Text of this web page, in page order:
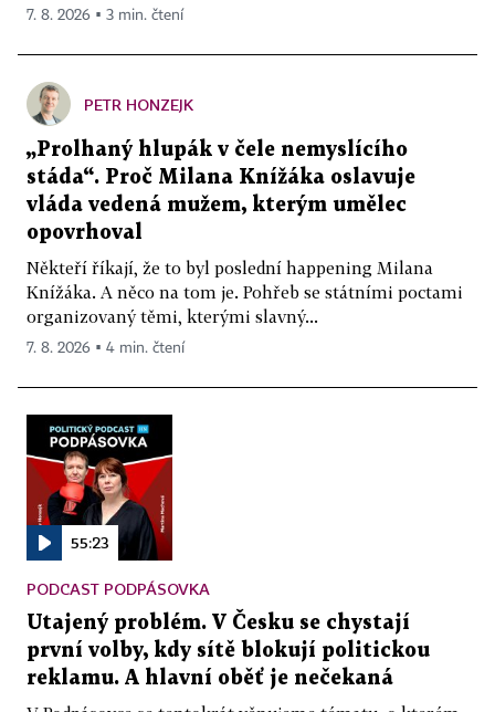
7. 8. 2026 ▪ 3 min. čtení
PETR HONZEJK
„Prolhaný hlupák v čele nemyslícího
stáda“. Proč Milana Knížáka oslavuje
vláda vedená mužem, kterým umělec
opovrhoval
Někteří říkají, že to byl poslední happening Milana
Knížáka. A něco na tom je. Pohřeb se státními poctami
organizovaný těmi, kterými slavný...
7. 8. 2026 ▪ 4 min. čtení
55:23
PODCAST PODPÁSOVKA
Utajený problém. V Česku se chystají
první volby, kdy sítě blokují politickou
reklamu. A hlavní oběť je nečekaná